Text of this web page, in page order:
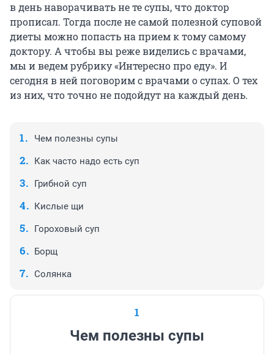
в день наворачивать не те супы, что доктор
прописал. Тогда после не самой полезной суповой
диеты можно попасть на прием к тому самому
доктору. А чтобы вы реже виделись с врачами,
мы и ведем рубрику «Интересно про еду». И
сегодня в ней поговорим с врачами о супах. О тех
из них, что точно не подойдут на каждый день.
Чем полезны супы
Как часто надо есть суп
Грибной суп
Кислые щи
Гороховый суп
Борщ
Солянка
1
Чем полезны супы